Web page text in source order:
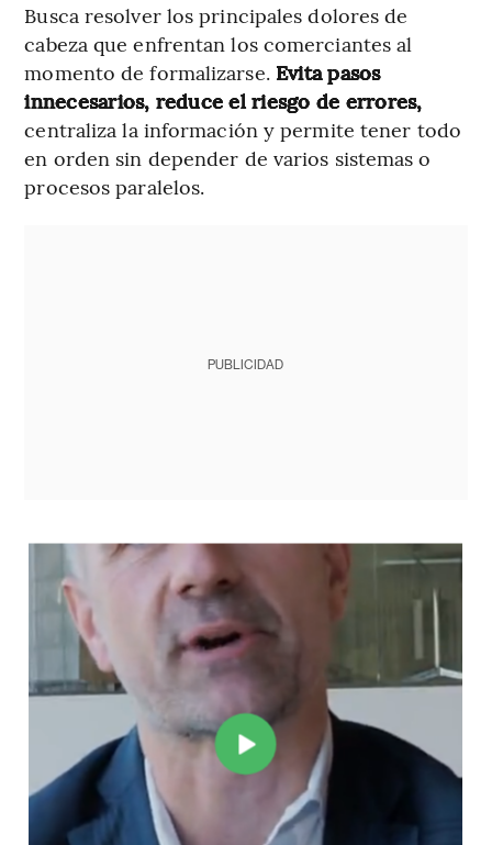
Busca resolver los principales dolores de
cabeza que enfrentan los comerciantes al
momento de formalizarse. Evita pasos
innecesarios, reduce el riesgo de errores,
centraliza la información y permite tener todo
en orden sin depender de varios sistemas o
procesos paralelos.
PUBLICIDAD